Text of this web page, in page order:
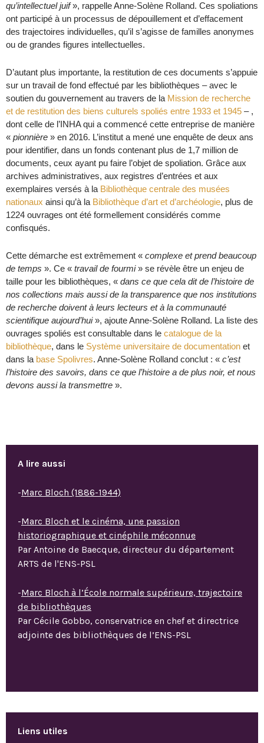
qu’intellectuel juif», rappelle Anne-Solène Rolland. Ces spoliations
ont participé à un processus de dépouillement et d’effacement
des trajectoires individuelles, qu’il s’agisse de familles anonymes
ou de grandes figures intellectuelles.
D’autant plus importante, la restitution de ces documents s’appuie
sur un travail de fond effectué par les bibliothèques – avec le
soutien du gouvernement au travers de la Mission de recherche
et de restitution des biens culturels spoliés entre 1933 et 1945 – ,
dont celle de l’INHA qui a commencé cette entreprise de manière
« pionnière » en 2016. L’institut a mené une enquête de deux ans
pour identifier, dans un fonds contenant plus de 1,7 million de
documents, ceux ayant pu faire l’objet de spoliation. Grâce aux
archives administratives, aux registres d’entrées et aux
exemplaires versés à la Bibliothèque centrale des musées
nationaux ainsi qu’à la Bibliothèque d’art et d’archéologie, plus de
1224 ouvrages ont été formellement considérés comme
confisqués.
Cette démarche est extrêmement « complexe et prend beaucoup
de temps ». Ce « travail de fourmi» se révèle être un enjeu de
taille pour les bibliothèques, « dans ce que cela dit de l’histoire de
nos collections mais aussi de la transparence que nos institutions
de recherche doivent à leurs lecteurs et à la communauté
scientifique aujourd’hui», ajoute Anne-Solène Rolland. La liste des
ouvrages spoliés est consultable dans le catalogue de la
bibliothèque, dans le Système universitaire de documentation et
dans la base Spolivres. Anne-Solène Rolland conclut : « c’est
l’histoire des savoirs, dans ce que l’histoire a de plus noir, et nous
devons aussi la transmettre ».
A lire aussi
-Marc Bloch (1886-1944)
-Marc Bloch et le cinéma, une passion
historiographique et cinéphile méconnue
Par Antoine de Baecque, directeur du département
ARTS de l'ENS-PSL
-Marc Bloch à l’École normale supérieure, trajectoire
de bibliothèques
Par Cécile Gobbo, conservatrice en chef et directrice
adjointe des bibliothèques de l’ENS-PSL
Liens utiles